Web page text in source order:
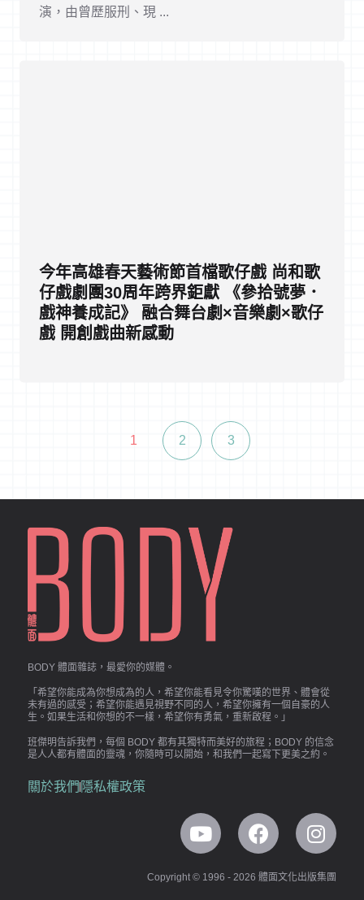
演，由曾歷服刑、現 ...
今年高雄春天藝術節首檔歌仔戲 尚和歌
仔戲劇團30周年跨界鉅獻 《參拾號夢．
戲神養成記》 融合舞台劇×音樂劇×歌仔
戲 開創戲曲新感動
1 2 3
BODY 體面雜誌，最愛你的媒體。
「希望你能成為你想成為的人，希望你能看見令你驚嘆的世界、體會從
未有過的感受；希望你能遇見視野不同的人，希望你擁有一個自豪的人
生。如果生活和你想的不一樣，希望你有勇氣，重新啟程。」
班傑明告訴我們，每個 BODY 都有其獨特而美好的旅程；BODY 的信念
是人人都有體面的靈魂，你隨時可以開始，和我們一起寫下更美之約。
關於我們 隱私權政策
Copyright © 1996 - 2026 體面文化出版集團